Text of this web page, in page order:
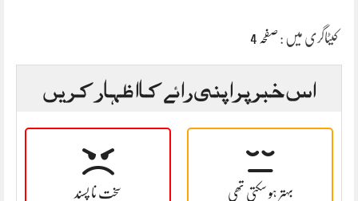
کیٹاگری میں : صفحہ 4
اس خبر پر اپنی رائے کا اظہار کریں
سخت نا پسند بہتر ہو سکتی تھی